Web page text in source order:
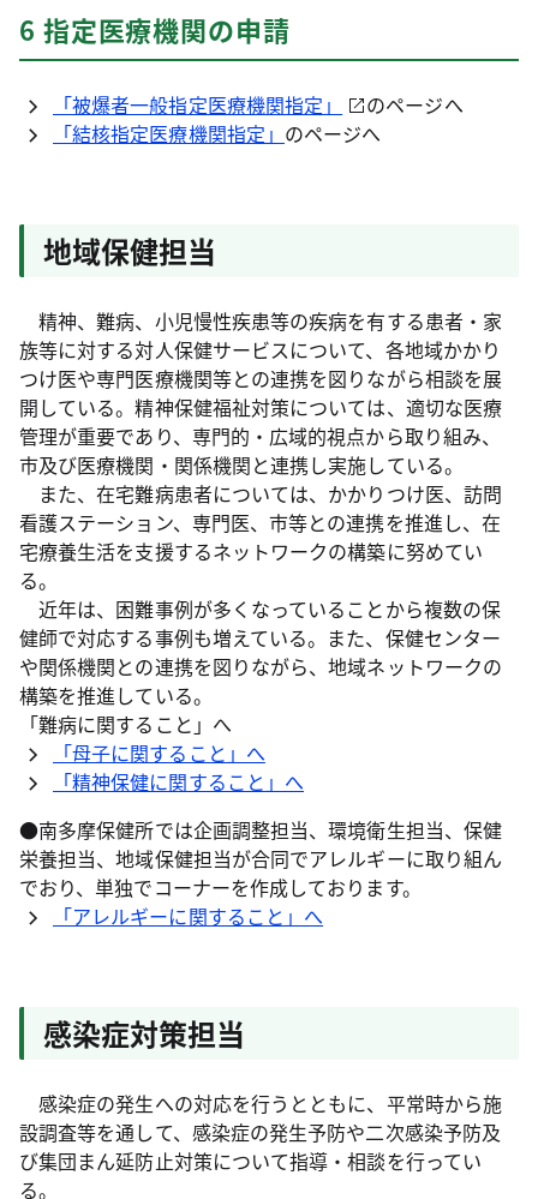
6 指定医療機関の申請
「被爆者一般指定医療機関指定」
のページへ
「結核指定医療機関指定」 のページへ
地域保健担当
精神、難病、小児慢性疾患等の疾病を有する患者・家
族等に対する対人保健サービスについて、各地域かかり
つけ医や専門医療機関等との連携を図りながら相談を展
開している。精神保健福祉対策については、適切な医療
管理が重要であり、専門的・広域的視点から取り組み、
市及び医療機関・関係機関と連携し実施している。
また、在宅難病患者については、かかりつけ医、訪問
看護ステーション、専門医、市等との連携を推進し、在
宅療養生活を支援するネットワークの構築に努めてい
る。
近年は、困難事例が多くなっていることから複数の保
健師で対応する事例も増えている。また、保健センター
や関係機関との連携を図りながら、地域ネットワークの
構築を推進している。
「難病に関すること」へ
「母子に関すること」へ
「精神保健に関すること」へ
●南多摩保健所では企画調整担当、環境衛生担当、保健
栄養担当、地域保健担当が合同でアレルギーに取り組ん
でおり、単独でコーナーを作成しております。
「アレルギーに関すること」へ
感染症対策担当
感染症の発生への対応を行うとともに、平常時から施
設調査等を通して、感染症の発生予防や二次感染予防及
び集団まん延防止対策について指導・相談を行ってい
る。